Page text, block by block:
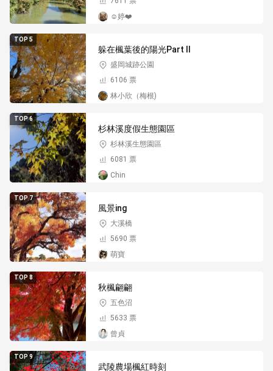
☺️婷❤️
TOP 5
躲在楓葉後的陽光Part II
盛岡城跡公園
6106 票
林小欣（梅根)
TOP 6
杉林溪度假生態園區
杉林溪生態園區
6081 票
Chin
TOP 7
風景ing
大溪橋
5690 票
萌寶
TOP 8
秋楓翩翩
五色沼
5633 票
曾貞
TOP 9
武陵農場楓紅時刻